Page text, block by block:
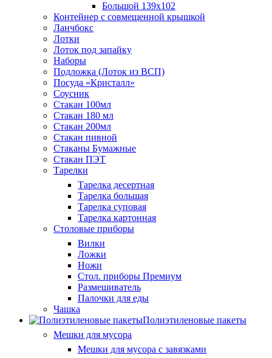
Большой 139х102
Контейнер с совмещенной крышкой
Ланчбокс
Лотки
Лоток под запайку
Наборы
Подложка (Лоток из ВСП)
Посуда «Кристалл»
Соусник
Стакан 100мл
Стакан 180 мл
Стакан 200мл
Стакан пивной
Стаканы Бумажные
Стакан ПЭТ
Тарелки
Тарелка десертная
Тарелка большая
Тарелка суповая
Тарелка картонная
Столовые приборы
Вилки
Ложки
Ножи
Стол. приборы Премиум
Размешиватель
Палочки для еды
Чашка
Полиэтиленовые пакеты
Мешки для мусора
Мешки для мусора с завязками